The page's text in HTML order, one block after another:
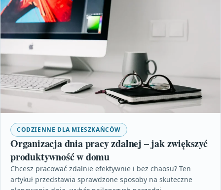
CODZIENNE DLA MIESZKAŃCÓW
Organizacja dnia pracy zdalnej – jak zwiększyć
produktywność w domu
Chcesz pracować zdalnie efektywnie i bez chaosu? Ten
artykuł przedstawia sprawdzone sposoby na skuteczne